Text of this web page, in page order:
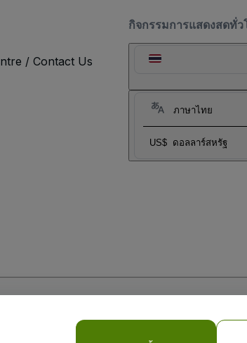
กิจกรรมการแสดงสดทั่ว
ภาษาไทย
US$ ดอลลาร์สหรัฐ
/ Contact Us